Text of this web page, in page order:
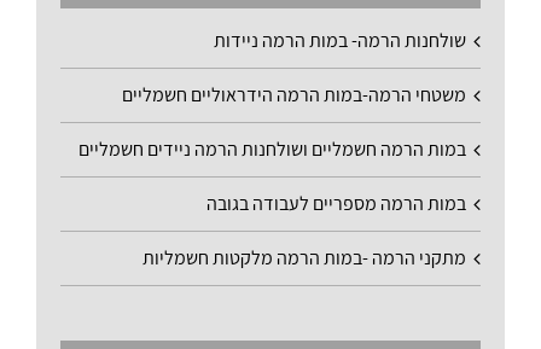
שולחנות הרמה- במות הרמה ניידות
משטחי הרמה-במות הרמה הידראוליים חשמליים
במות הרמה חשמליים ושולחנות הרמה ניידים חשמליים
במות הרמה מספריים לעבודה בגובה
מתקני הרמה -במות הרמה מלקטות חשמליות